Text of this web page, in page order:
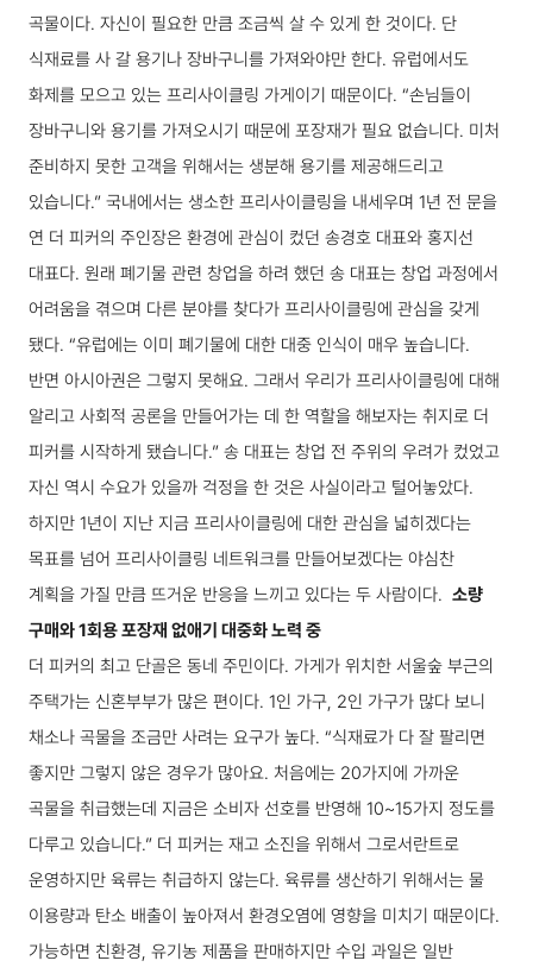
곡물이다. 자신이 필요한 만큼 조금씩 살 수 있게 한 것이다. 단
식재료를 사 갈 용기나 장바구니를 가져와야만 한다. 유럽에서도
화제를 모으고 있는 프리사이클링 가게이기 때문이다. “손님들이
장바구니와 용기를 가져오시기 때문에 포장재가 필요 없습니다. 미처
준비하지 못한 고객을 위해서는 생분해 용기를 제공해드리고
있습니다.” 국내에서는 생소한 프리사이클링을 내세우며 1년 전 문을
연 더 피커의 주인장은 환경에 관심이 컸던 송경호 대표와 홍지선
대표다. 원래 폐기물 관련 창업을 하려 했던 송 대표는 창업 과정에서
어려움을 겪으며 다른 분야를 찾다가 프리사이클링에 관심을 갖게
됐다. “유럽에는 이미 폐기물에 대한 대중 인식이 매우 높습니다.
반면 아시아권은 그렇지 못해요. 그래서 우리가 프리사이클링에 대해
알리고 사회적 공론을 만들어가는 데 한 역할을 해보자는 취지로 더
피커를 시작하게 됐습니다.” 송 대표는 창업 전 주위의 우려가 컸었고
자신 역시 수요가 있을까 걱정을 한 것은 사실이라고 털어놓았다.
하지만 1년이 지난 지금 프리사이클링에 대한 관심을 넓히겠다는
목표를 넘어 프리사이클링 네트워크를 만들어보겠다는 야심찬
계획을 가질 만큼 뜨거운 반응을 느끼고 있다는 두 사람이다. 소량
구매와 1회용 포장재 없애기 대중화 노력 중
더 피커의 최고 단골은 동네 주민이다. 가게가 위치한 서울숲 부근의
주택가는 신혼부부가 많은 편이다. 1인 가구, 2인 가구가 많다 보니
채소나 곡물을 조금만 사려는 요구가 높다. “식재료가 다 잘 팔리면
좋지만 그렇지 않은 경우가 많아요. 처음에는 20가지에 가까운
곡물을 취급했는데 지금은 소비자 선호를 반영해 10~15가지 정도를
다루고 있습니다.” 더 피커는 재고 소진을 위해서 그로서란트로
운영하지만 육류는 취급하지 않는다. 육류를 생산하기 위해서는 물
이용량과 탄소 배출이 높아져서 환경오염에 영향을 미치기 때문이다.
가능하면 친환경, 유기농 제품을 판매하지만 수입 과일은 일반